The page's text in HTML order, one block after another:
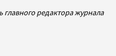
главного редактора журнала